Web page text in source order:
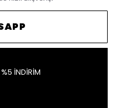
İNDİRİM